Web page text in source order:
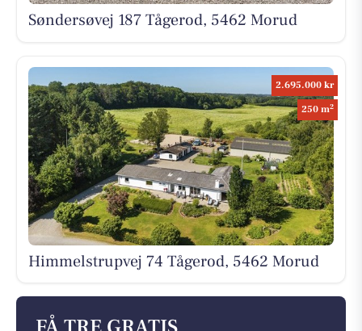
Søndersøvej 187 Tågerod, 5462 Morud
2.695.000 kr
250 m2
Himmelstrupvej 74 Tågerod, 5462 Morud